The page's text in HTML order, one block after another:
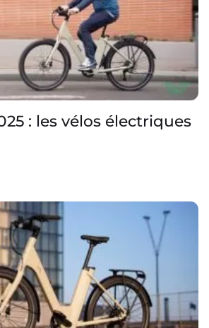
: les vélos électriques